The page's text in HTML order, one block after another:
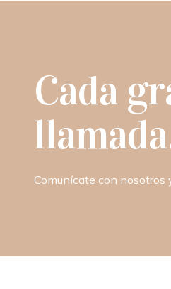
Cada
Comunícate con